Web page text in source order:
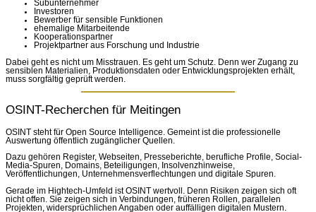
Subunternehmer
Investoren
Bewerber für sensible Funktionen
ehemalige Mitarbeitende
Kooperationspartner
Projektpartner aus Forschung und Industrie
Dabei geht es nicht um Misstrauen. Es geht um Schutz. Denn wer Zugang zu
sensiblen Materialien, Produktionsdaten oder Entwicklungsprojekten erhält,
muss sorgfältig geprüft werden.
OSINT-Recherchen für Meitingen
OSINT steht für Open Source Intelligence. Gemeint ist die professionelle
Auswertung öffentlich zugänglicher Quellen.
Dazu gehören Register, Webseiten, Presseberichte, berufliche Profile, Social-
Media-Spuren, Domains, Beteiligungen, Insolvenzhinweise,
Veröffentlichungen, Unternehmensverflechtungen und digitale Spuren.
Gerade im Hightech-Umfeld ist OSINT wertvoll. Denn Risiken zeigen sich oft
nicht offen. Sie zeigen sich in Verbindungen, früheren Rollen, parallelen
Projekten, widersprüchlichen Angaben oder auffälligen digitalen Mustern.